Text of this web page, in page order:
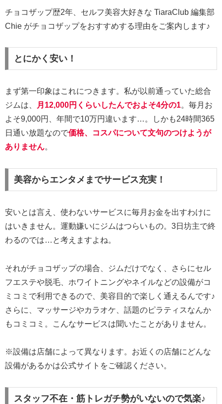
チョコザップ歴2年、セルフ美容大好きな TiaraClub 編集部
Chie がチョコザップをおすすめする理由をご案内します♪
とにかく安い！
まず第一印象はこれにつきます。私が以前通っていた総合
ジムは、
月12,000円くらいしたんでおよそ4分の1。毎月お
よそ9,000円、年間で10万円違います…。しかも24時間365
日通い放題なので価格、コスパについて文句のつけようが
ありません。
美容からエンタメまでサービス充実！
安いとは言え、使わないサービスに毎月お金を出すわけに
はいきません。運動嫌いにジムはつらいもの。3日坊主で終
わるのでは…と考えますよね。
それがチョコザップの場合、ジムだけでなく、さらにセル
フエステや脱毛、ホワイトニングやネイルなどの設備がコ
ミコミで利用できるので、美容目的で楽しく通えるんです♪
さらに、マッサージやカラオケ、話題のピラティスなんか
もコミコミ。こんなサービスは聞いたことがありません。
※設備は店舗によって異なります。お近くの店舗にどんな
設備があるかは公式サイトをご確認ください。
スタッフ不在・筋トレガチ勢がいないので気楽♪